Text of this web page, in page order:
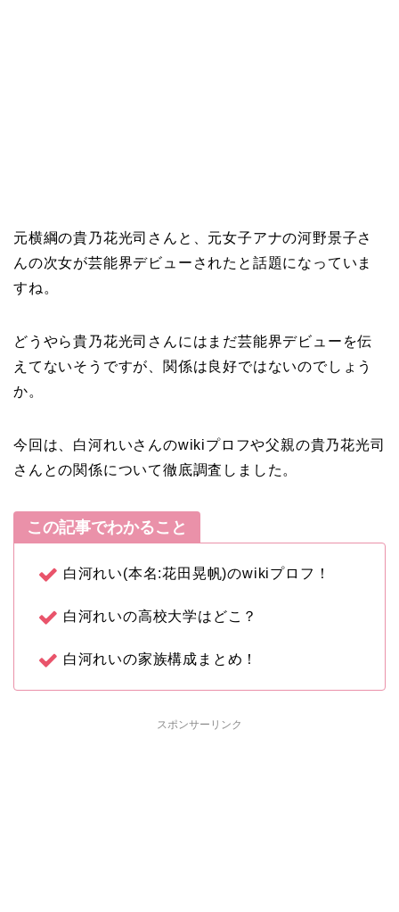
元横綱の貴乃花光司さんと、元女子アナの河野景子さ
んの次女が芸能界デビューされたと話題になっていま
すね。
どうやら貴乃花光司さんにはまだ芸能界デビューを伝
えてないそうですが、関係は良好ではないのでしょう
か。
今回は、白河れいさんのwikiプロフや父親の貴乃花光司
さんとの関係について徹底調査しました。
この記事でわかること
白河れい(本名:花田晃帆)のwikiプロフ！
白河れいの高校大学はどこ？
白河れいの家族構成まとめ！
スポンサーリンク